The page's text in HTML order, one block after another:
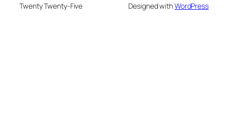
Twenty Twenty-Five Designed withWordPress